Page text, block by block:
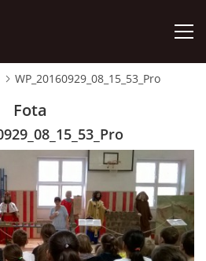
WP_20160929_08_15_53_Pro
Fota